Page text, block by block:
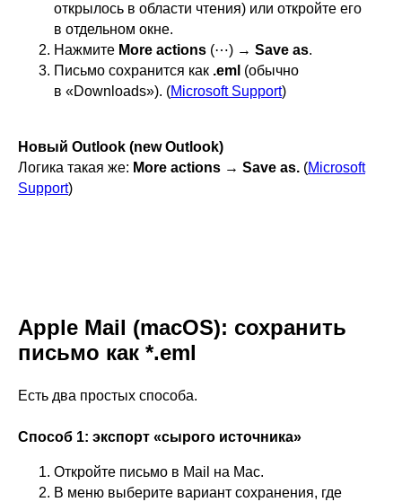
открылось в области чтения) или откройте его
в отдельном окне.
Нажмите More actions (⋯) → Save as.
Письмо сохранится как .eml (обычно
в «Downloads»). (Microsoft Support)
Новый Outlook (new Outlook)
Логика такая же: More actions → Save as. (Microsoft
Support)
Apple Mail (macOS): сохранить
письмо как *.eml
Есть два простых способа.
Способ 1: экспорт «сырого источника»
Откройте письмо в Mail на Mac.
В меню выберите вариант сохранения, где